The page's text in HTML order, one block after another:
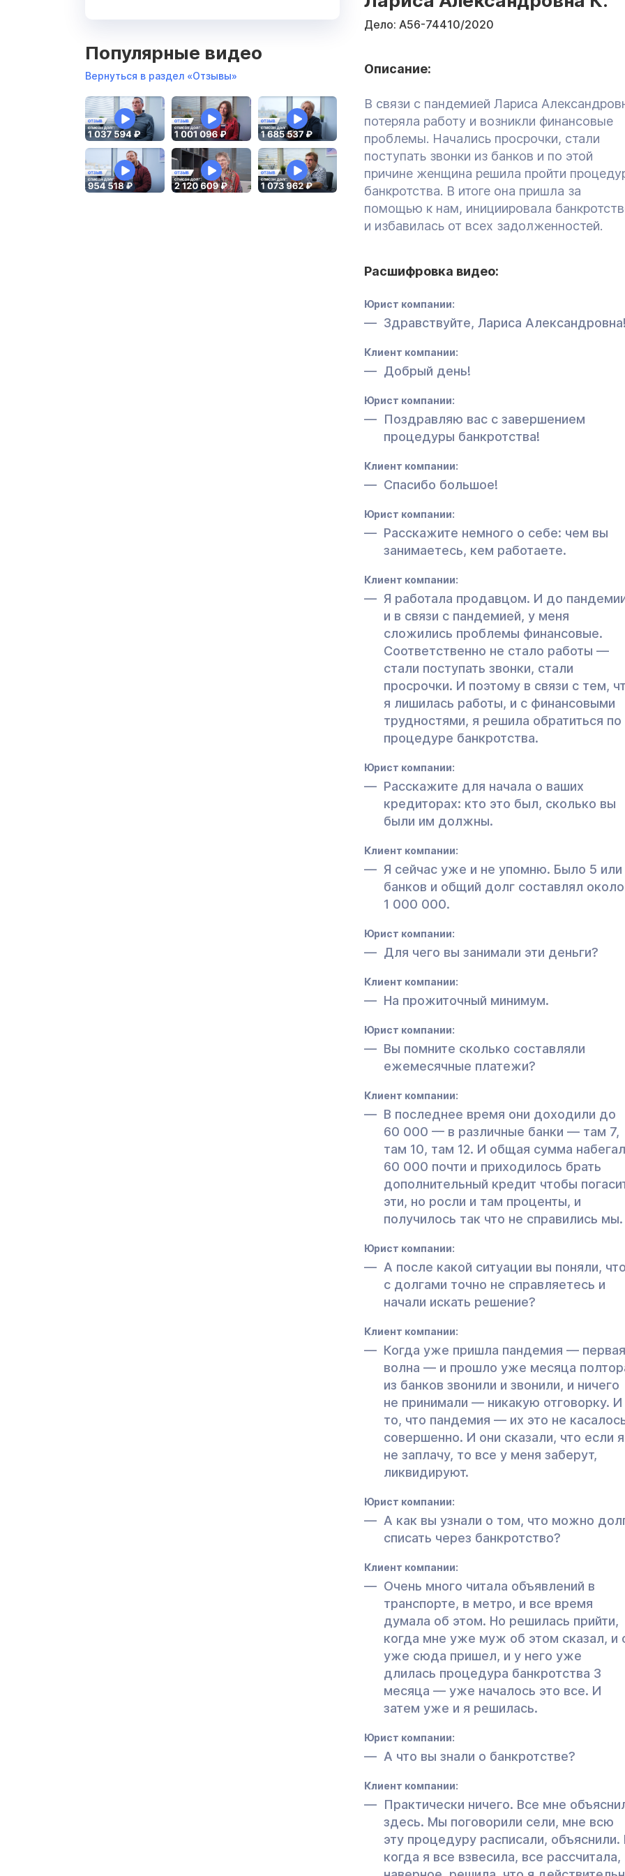
Популярные видео
Вернуться в раздел «Отзывы»
Дело: А56-74410/2020
Описание:
В связи с пандемией Лариса
потеряла работу и возникли финансовые
проблемы. Начались просрочки, стали
поступать звонки из банков и по этой
причине женщина решила пройти
банкротства. В итоге она пришла за
помощью к нам, инициировала
и избавилась от всех задолженностей.
Расшифровка видео:
Юрист компании:
Здравствуйте, Лариса Александровна!
Клиент компании:
Добрый день!
Юрист компании:
Поздравляю вас с завершением
процедуры банкротства!
Клиент компании:
Спасибо большое!
Юрист компании:
Расскажите немного о себе: чем вы
занимаетесь, кем работаете.
Клиент компании:
Я работала продавцом. И до
и в связи с пандемией, у меня
сложились проблемы финансовые.
Соответственно не стало работы —
стали поступать звонки, стали
просрочки. И поэтому в связи с тем,
я лишилась работы, и с финансовыми
трудностями, я решила обратиться по
процедуре банкротства.
Юрист компании:
Расскажите для начала о ваших
кредиторах: кто это был, сколько вы
были им должны.
Клиент компании:
Я сейчас уже и не упомню. Было 5 или
банков и общий долг составлял около
1 000 000.
Юрист компании:
Для чего вы занимали эти деньги?
Клиент компании:
На прожиточный минимум.
Юрист компании:
Вы помните сколько составляли
ежемесячные платежи?
Клиент компании:
В последнее время они доходили до
60 000 — в различные банки — там 7,
там 10, там 12. И общая сумма
60 000 почти и приходилось брать
дополнительный кредит чтобы
эти, но росли и там проценты, и
получилось так что не справились мы.
Юрист компании:
А после какой ситуации вы поняли, что
с долгами точно не справляетесь и
начали искать решение?
Клиент компании:
Когда уже пришла пандемия — первая
волна — и прошло уже месяца
из банков звонили и звонили, и ничего
не принимали — никакую отговорку. И
то, что пандемия — их это не
совершенно. И они сказали, что если я
не заплачу, то все у меня заберут,
ликвидируют.
Юрист компании:
А как вы узнали о том, что можно
списать через банкротство?
Клиент компании:
Очень много читала объявлений в
транспорте, в метро, и все время
думала об этом. Но решилась прийти,
когда мне уже муж об этом сказал, и
уже сюда пришел, и у него уже
длилась процедура банкротства 3
месяца — уже началось это все. И
затем уже и я решилась.
Юрист компании:
А что вы знали о банкротстве?
Клиент компании:
Практически ничего. Все мне
здесь. Мы поговорили сели, мне всю
эту процедуру расписали, объяснили.
когда я все взвесила, все рассчитала,